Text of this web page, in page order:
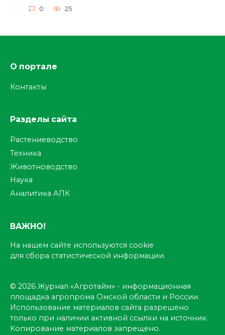
0 25
О портале
Контакты
Разделы сайта
Растениеводство
Техника
Животноводство
Наука
Аналитика АПК
ВАЖНО!
На нашем сайте используются cookie
для сбора статистической информации.
© 2026 Журнал «Агротайм» - информационная
площадка агропрома Омской области и России.
Использование материалов сайта разрешено
только при наличии активной ссылки на источник.
Копирование материалов запрещено.